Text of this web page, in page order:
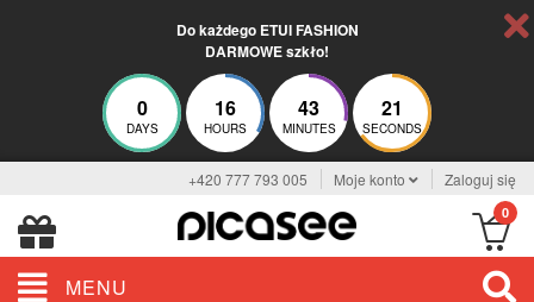
Do każdego ETUI FASHION
DARMOWE szkło!
0
DAYS
16
HOURS
43
MINUTES
20
SECONDS
+420 777 793 005 Moje konto Zaloguj się
0
MENU